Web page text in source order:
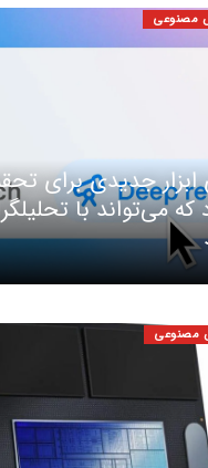
مصنوعی
ابزار جدیدی برای
که می‌تواند با
مصنوعی